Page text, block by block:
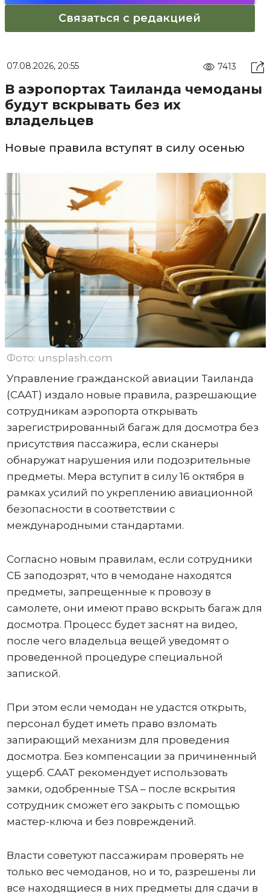
Связаться с редакцией
07.08.2026, 20:55 7413
В аэропортах Таиланда чемоданы
будут вскрывать без их
владельцев
Новые правила вступят в силу осенью
Фото: unsplash.com
Управление гражданской авиации Таиланда
(CAAT) издало новые правила, разрешающие
сотрудникам аэропорта открывать
зарегистрированный багаж для досмотра без
присутствия пассажира, если сканеры
обнаружат нарушения или подозрительные
предметы. Мера вступит в силу 16 октября в
рамках усилий по укреплению авиационной
безопасности в соответствии с
международными стандартами.
Согласно новым правилам, если сотрудники
СБ заподозрят, что в чемодане ​​находятся
предметы, запрещенные к провозу в
самолете, они имеют право вскрыть багаж для
досмотра. Процесс будет заснят на видео,
после чего владельца вещей уведомят о
проведенной процедуре специальной
запиской.
При этом если чемодан не удастся открыть,
персонал будет иметь право взломать
запирающий механизм для проведения
досмотра. Без компенсации за причиненный
ущерб. CAAT рекомендует использовать
замки, одобренные TSA – после вскрытия
сотрудник сможет его закрыть с помощью
мастер-ключа и без повреждений.
Власти советуют пассажирам проверять не
только вес чемоданов, но и то, разрешены ли
все находящиеся в них предметы для сдачи в